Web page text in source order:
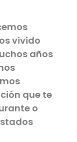
vivido
años
que te
o